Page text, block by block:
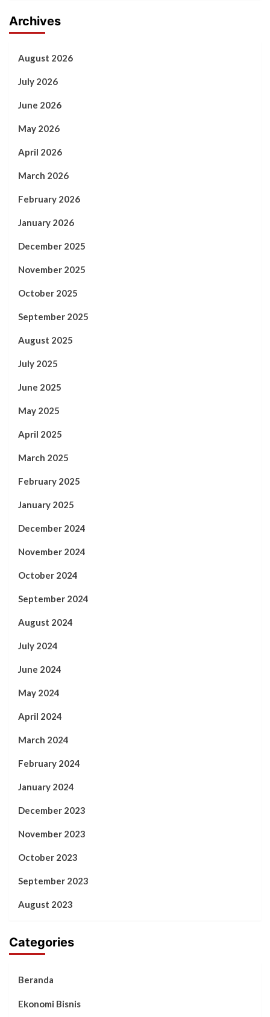
Archives
August 2026
July 2026
June 2026
May 2026
April 2026
March 2026
February 2026
January 2026
December 2025
November 2025
October 2025
September 2025
August 2025
July 2025
June 2025
May 2025
April 2025
March 2025
February 2025
January 2025
December 2024
November 2024
October 2024
September 2024
August 2024
July 2024
June 2024
May 2024
April 2024
March 2024
February 2024
January 2024
December 2023
November 2023
October 2023
September 2023
August 2023
Categories
Beranda
Ekonomi Bisnis